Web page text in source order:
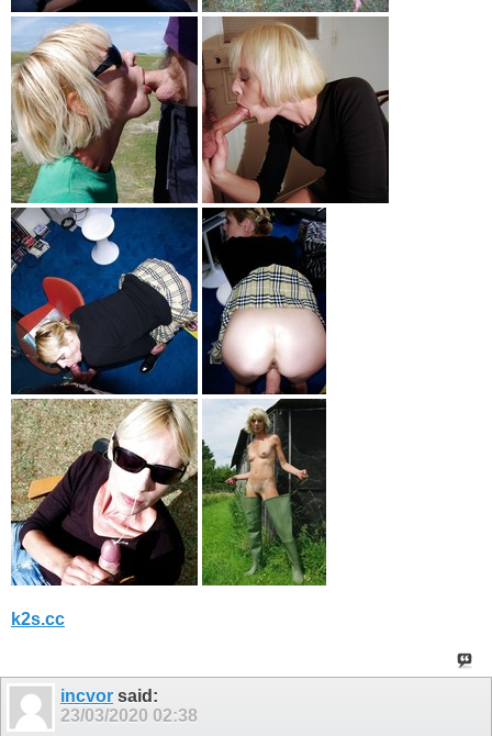
k2s.cc
incvor said:
23/03/2020 02:38